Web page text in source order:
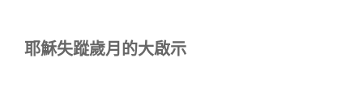
耶穌失蹤歲月的大啟示